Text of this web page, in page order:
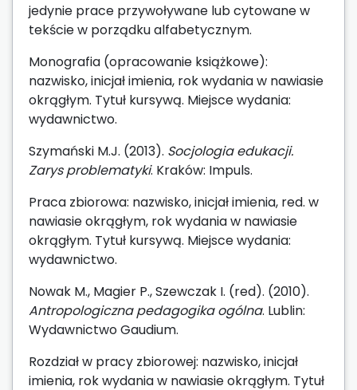
jedynie prace przywoływane lub cytowane w
tekście w porządku alfabetycznym.
Monografia (opracowanie książkowe):
nazwisko, inicjał imienia, rok wydania w nawiasie
okrągłym. Tytuł kursywą. Miejsce wydania:
wydawnictwo.
Szymański M.J. (2013). Socjologia edukacji.
Zarys problematyki. Kraków: Impuls.
Praca zbiorowa: nazwisko, inicjał imienia, red. w
nawiasie okrągłym, rok wydania w nawiasie
okrągłym. Tytuł kursywą. Miejsce wydania:
wydawnictwo.
Nowak M., Magier P., Szewczak I. (red). (2010).
Antropologiczna pedagogika ogólna. Lublin:
Wydawnictwo Gaudium.
Rozdział w pracy zbiorowej: nazwisko, inicjał
imienia, rok wydania w nawiasie okrągłym. Tytuł